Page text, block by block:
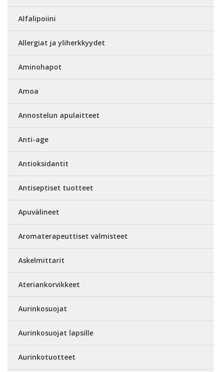
Alfalipoiini
Allergiat ja yliherkkyydet
Aminohapot
Amoa
Annostelun apulaitteet
Anti-age
Antioksidantit
Antiseptiset tuotteet
Apuvälineet
Aromaterapeuttiset valmisteet
Askelmittarit
Ateriankorvikkeet
Aurinkosuojat
Aurinkosuojat lapsille
Aurinkotuotteet